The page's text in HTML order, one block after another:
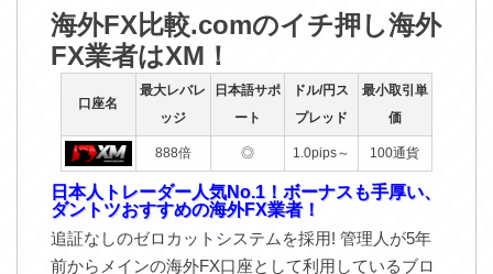
海外FX比較.comのイチ押し海外
FX業者はXM！
口座名
最大レバレ
ッジ
日本語サポ
ート
ドル/円ス
プレッド
最小取引単
価
888倍 ◎ 1.0pips～ 100通貨
日本人トレーダー人気No.1！ボーナスも手厚い、
ダントツおすすめの海外FX業者！
追証なしのゼロカットシステムを採用! 管理人が5年
前からメインの海外FX口座として利用しているブロ